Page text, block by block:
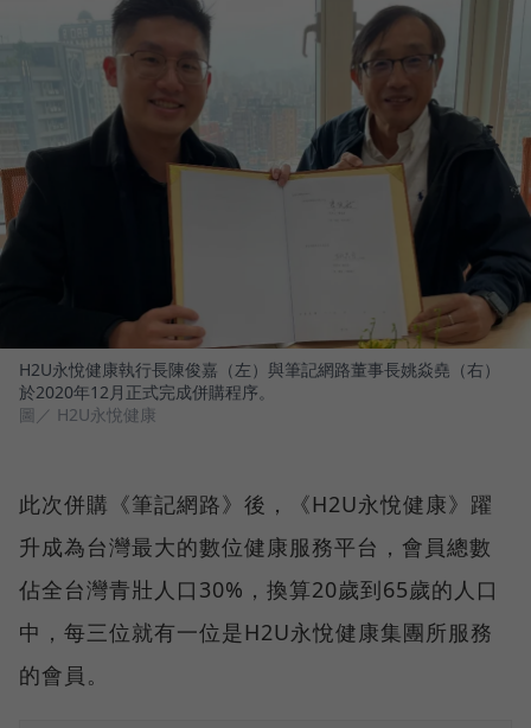
H2U永悅健康執行長陳俊嘉（左）與筆記網路董事長姚焱堯（右）
於2020年12月正式完成併購程序。
圖／ H2U永悅健康
此次併購《筆記網路》後，《H2U永悅健康》躍
升成為台灣最大的數位健康服務平台，會員總數
佔全台灣青壯人口30%，換算20歲到65歲的人口
中，每三位就有一位是H2U永悅健康集團所服務
的會員。